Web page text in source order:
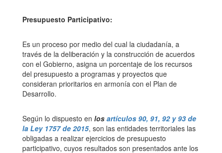
Presupuesto Participativo:
Es un proceso por medio del cual la ciudadanía, a
través de la deliberación y la construcción de acuerdos
con el Gobierno, asigna un porcentaje de los recursos
del presupuesto a programas y proyectos que
consideran prioritarios en armonía con el Plan de
Desarrollo.
Según lo dispuesto en los artículos 90, 91, 92 y 93 de
la Ley 1757 de 2015, son las entidades territoriales las
obligadas a realizar ejercicios de presupuesto
participativo, cuyos resultados son presentados ante los